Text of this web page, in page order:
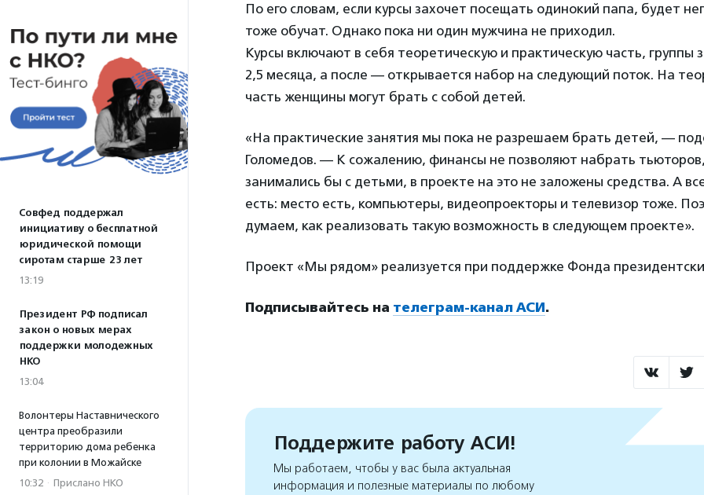
Совфед поддержал
инициативу о бесплатной
юридической помощи
сиротам старше 23 лет
13:19
Президент РФ подписал
закон о новых мерах
поддержки молодежных
НКО
13:04
Волонтеры Наставнического
центра преобразили
территорию дома ребенка
при колонии в Можайске
10:32 · Прислано НКО
По его словам, если курсы захочет посещать одинокий папа, будет
тоже обучат. Однако пока ни один мужчина не приходил.
Курсы включают в себя теоретическую и практическую часть, группы
2,5 месяца, а после — открывается набор на следующий поток. На
часть женщины могут брать с собой детей.
«На практические занятия мы пока не разрешаем брать детей, —
Голомедов. — К сожалению, финансы не позволяют набрать
занимались бы с детьми, в проекте на это не заложены средства. А
есть: место есть, компьютеры, видеопроекторы и телевизор тоже.
думаем, как реализовать такую возможность в следующем проекте».
Проект «Мы рядом» реализуется при поддержке Фонда
Подписывайтесь на телеграм-канал АСИ.
Поддержите работу АСИ!
Мы работаем, чтобы у вас была актуальная
информация и полезные материалы по любому